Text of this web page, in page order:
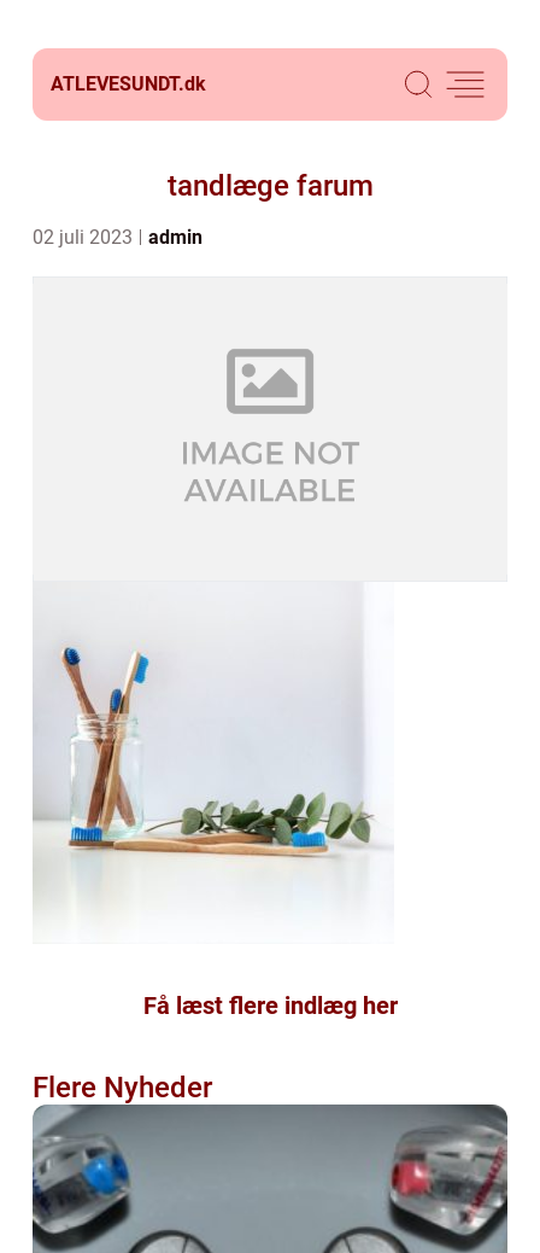
ATLEVESUNDT.dk
tandlæge farum
02 juli 2023 admin
Få læst flere indlæg her
Flere Nyheder